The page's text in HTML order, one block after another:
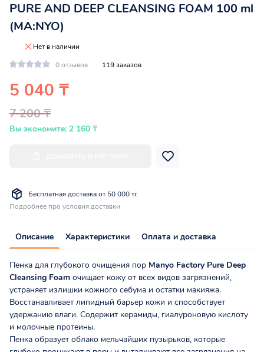
PURE AND DEEP CLEANSING FOAM 100 ml
(MA:NYO)
Нет в наличии
0 отзывов
119 заказов
5 040 ₸
7 200 ₸
Вы экономите: 2 160 ₸
Бесплатная доставка от 50 000 тг.
Подробнее про условия доставки
Описание Характеристики Оплата и доставка
Пенка для глубокого очищения пор Manyo Factory Pure Deep
Cleansing Foam очищает кожу от всех видов загрязнений,
устраняет излишки кожного себума и остатки макияжа.
Восстанавливает липидный барьер кожи и способствует
удержанию влаги. Содержит керамиды, гиалуроновую кислоту
и молочные протеины.
Пенка образует облако мельчайших пузырьков, которые